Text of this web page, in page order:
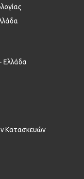
Ελλάδα
Κατασκευών